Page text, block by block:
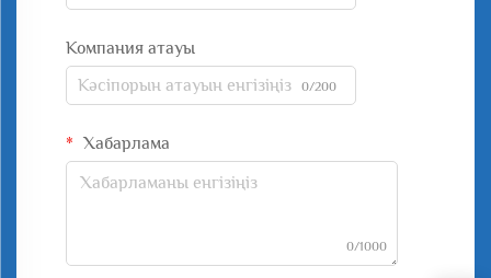
Компания атауы
0/200
Хабарлама
0/1000